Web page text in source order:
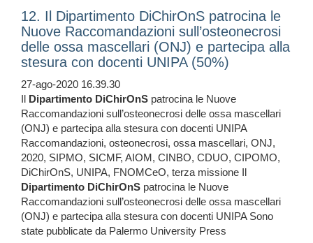
12. Il Dipartimento DiChirOnS patrocina le
Nuove Raccomandazioni sull’osteonecrosi
delle ossa mascellari (ONJ) e partecipa alla
stesura con docenti UNIPA (50%)
27-ago-2020 16.39.30
Il Dipartimento DiChirOnS patrocina le Nuove
Raccomandazioni sull’osteonecrosi delle ossa mascellari
(ONJ) e partecipa alla stesura con docenti UNIPA
Raccomandazioni, osteonecrosi, ossa mascellari, ONJ,
2020, SIPMO, SICMF, AIOM, CINBO, CDUO, CIPOMO,
DiChirOnS, UNIPA, FNOMCeO, terza missione Il
Dipartimento DiChirOnS patrocina le Nuove
Raccomandazioni sull’osteonecrosi delle ossa mascellari
(ONJ) e partecipa alla stesura con docenti UNIPA Sono
state pubblicate da Palermo University Press